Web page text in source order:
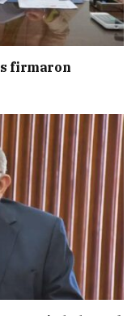
firmaron